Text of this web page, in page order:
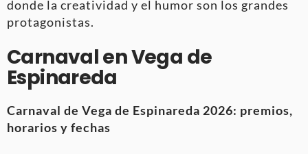
donde la creatividad y el humor son los grandes
protagonistas.
Carnaval en Vega de
Espinareda
Carnaval de Vega de Espinareda 2026: premios,
horarios y fechas